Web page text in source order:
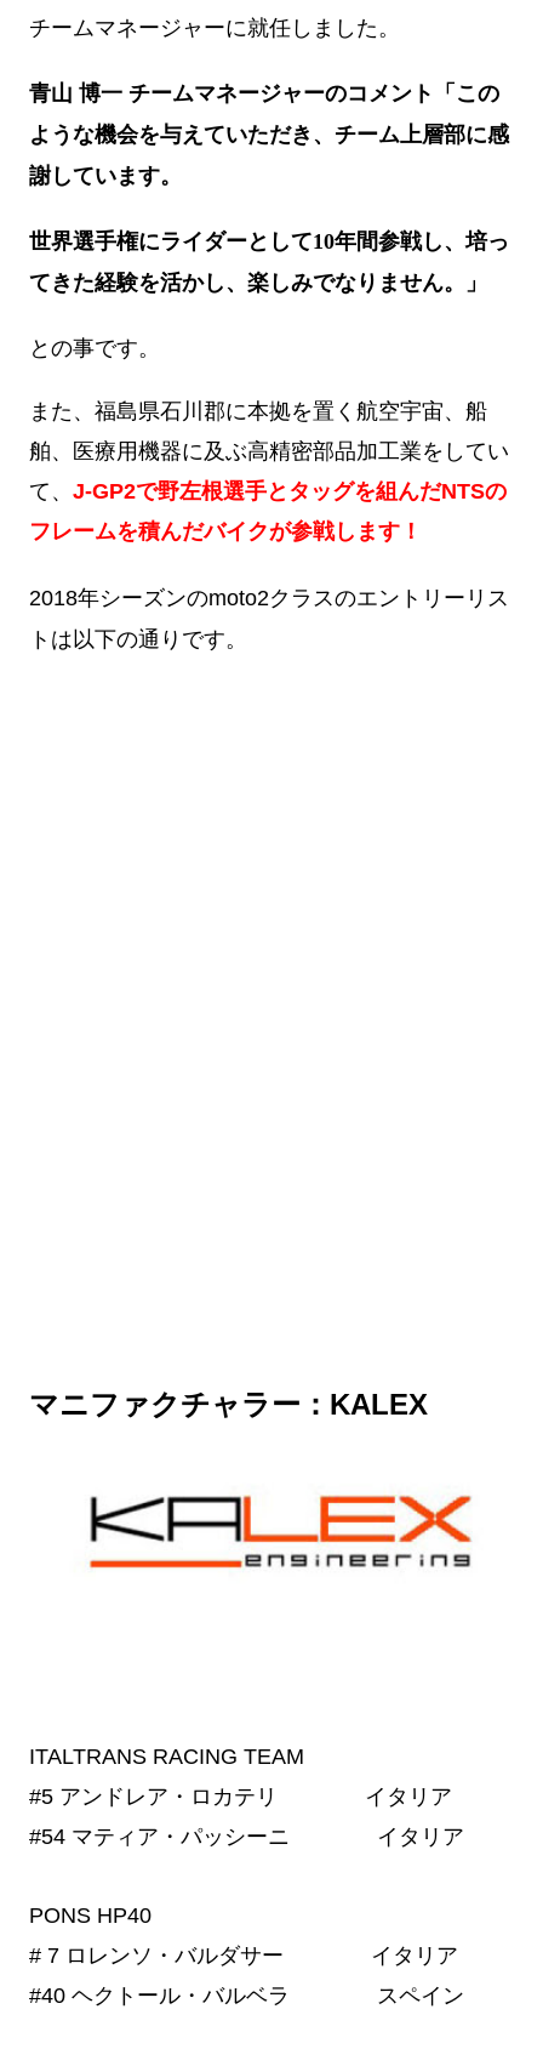
チームマネージャーに就任しました。
青山 博一 チームマネージャーのコメント
「この
ような機会を与えていただき、チーム上層部に感
謝しています。
世界選手権にライダーとして10年間参戦し、培っ
てきた経験を活かし、楽しみでなりません。」
との事です。
また、福島県石川郡に本拠を置く航空宇宙、船
舶、医療用機器に及ぶ高精密部品加工業をしてい
て、 J-GP2で野左根選手とタッグを組んだNTSの
フレームを積んだバイクが参戦します！
2018年シーズンのmoto2クラスのエントリーリス
トは以下の通りです。
マニファクチャラー：KALEX
ITALTRANS RACING TEAM
#5 アンドレア・ロカテリ イタリア
#54 マティア・パッシーニ イタリア
PONS HP40
# 7 ロレンソ・バルダサー イタリア
#40 ヘクトール・バルベラ スペイン